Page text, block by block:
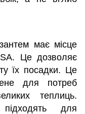
має місце
Це дозволяє
їх посадки. Це
для потреб
теплиць.
для